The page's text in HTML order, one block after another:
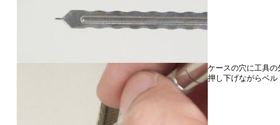
ケースの穴に工具
押し下げながらベル